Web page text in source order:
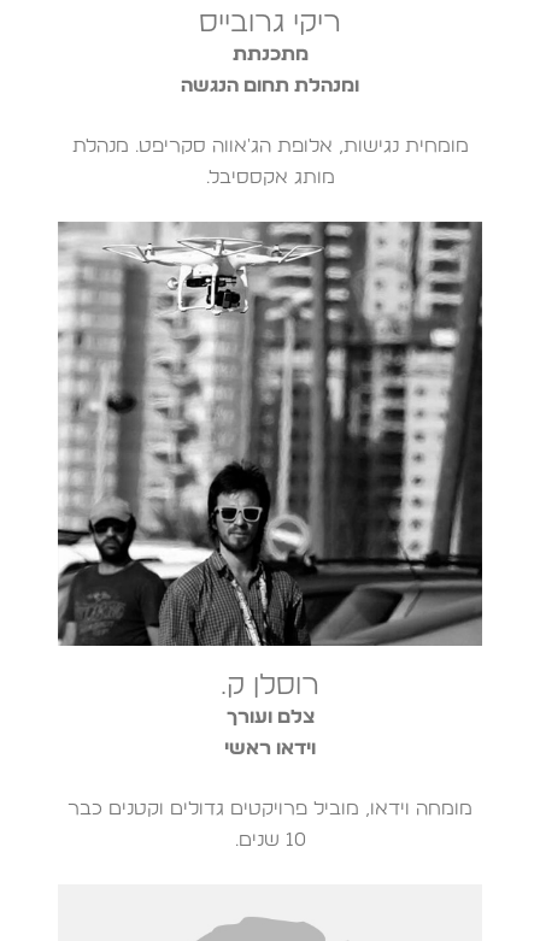
ריקי גרובייס
מתכנתת
ומנהלת תחום הנגשה
מומחית נגישות, אלופת הג'אווה סקריפט. מנהלת
מותג אקססיבל.
רוסלן ק.
צלם ועורך
וידאו ראשי
מומחה וידאו, מוביל פרויקטים גדולים וקטנים כבר
10 שנים.